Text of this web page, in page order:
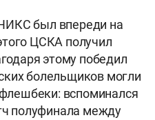
был впереди на
ЦСКА получил
этому победил
болельщиков могли
вспоминался
полуфинала между